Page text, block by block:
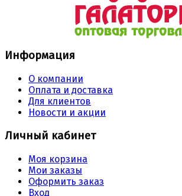
Информация
О компании
Оплата и доставка
Для клиентов
Новости и акции
Личный кабинет
Моя корзина
Мои заказы
Оформить заказ
Вход